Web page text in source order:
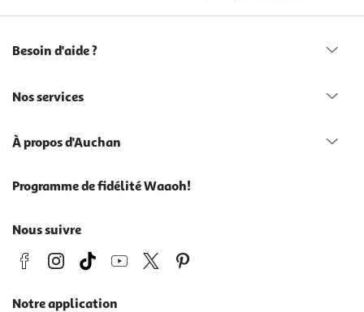
Besoin d'aide ?
Nos services
À propos d'Auchan
Programme de fidélité Waaoh!
Nous suivre
Notre application